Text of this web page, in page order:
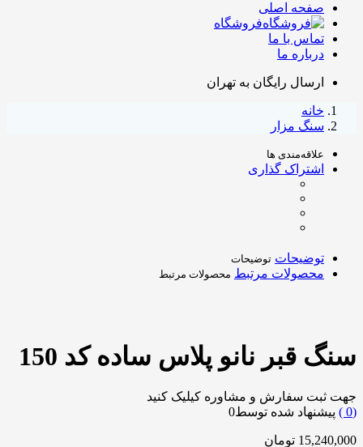
صفحه اصلی
فروشگاه
تماس با ما
درباره ما
ارسال رایگان به تهران
خانه
سنگ مزار
علاقه‌مندی ها
اشتراک گذاری
توضیحات توضیحات
محصولات مرتبط محصولات مرتبط
سنگ قبر نانو پلاس ساده کد 150
جهت ثبت سفارش و مشاوره کیلیک کنید
0
) پیشنهاد شده توسط0
15,240,000 تومان